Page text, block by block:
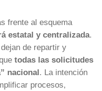
frente al esquema
estatal y centralizada.
de repartir y
todas las solicitudes
nacional. La intención
procesos,